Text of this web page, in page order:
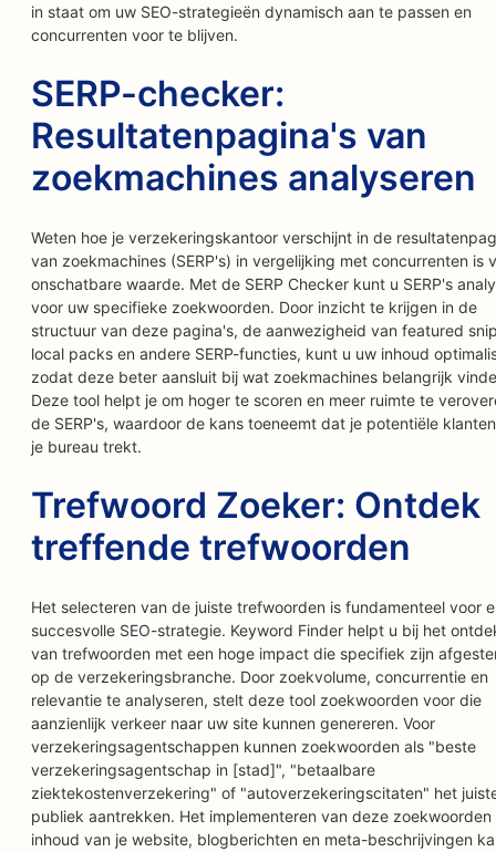
in staat om uw SEO-strategieën dynamisch aan te passen en
concurrenten voor te blijven.
SERP-checker:
Resultatenpagina's van
zoekmachines analyseren
Weten hoe je verzekeringskantoor verschijnt in de
van zoekmachines (SERP's) in vergelijking met concurrenten is
onschatbare waarde. Met de SERP Checker kunt u SERP's
voor uw specifieke zoekwoorden. Door inzicht te krijgen in de
structuur van deze pagina's, de aanwezigheid van featured
local packs en andere SERP-functies, kunt u uw inhoud
zodat deze beter aansluit bij wat zoekmachines belangrijk
Deze tool helpt je om hoger te scoren en meer ruimte te
de SERP's, waardoor de kans toeneemt dat je potentiële
je bureau trekt.
Trefwoord Zoeker: Ontdek
treffende trefwoorden
Het selecteren van de juiste trefwoorden is fundamenteel voor
succesvolle SEO-strategie. Keyword Finder helpt u bij het
van trefwoorden met een hoge impact die specifiek zijn
op de verzekeringsbranche. Door zoekvolume, concurrentie en
relevantie te analyseren, stelt deze tool zoekwoorden voor die
aanzienlijk verkeer naar uw site kunnen genereren. Voor
verzekeringsagentschappen kunnen zoekwoorden als "beste
verzekeringsagentschap in [stad]", "betaalbare
ziektekostenverzekering" of "autoverzekeringscitaten" het
publiek aantrekken. Het implementeren van deze zoekwoorden
inhoud van je website, blogberichten en meta-beschrijvingen